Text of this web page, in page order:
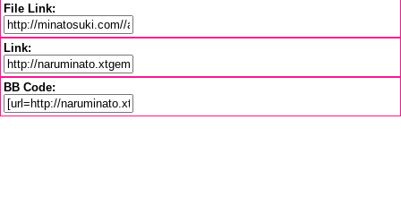
File Link:
Link:
BB Code: